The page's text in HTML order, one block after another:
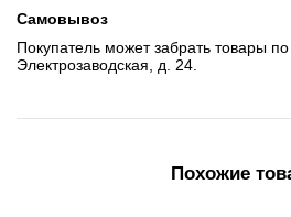
Самовывоз
Покупатель может забрать товары по
Электрозаводская, д. 24.
Похожие